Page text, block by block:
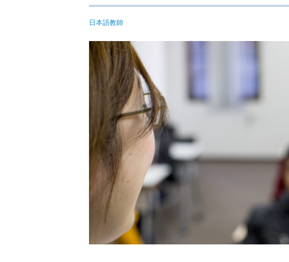
日本語教師